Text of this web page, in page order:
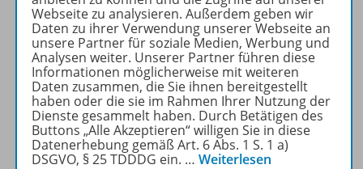
Produktinformationen
Beschreibung
Webseite zu analysieren. Außerdem geben wir
Daten zu ihrer Verwendung unserer Webseite an
unsere Partner für soziale Medien, Werbung und
Analysen weiter. Unserer Partner führen diese
Informationen möglicherweise mit weiteren
Daten zusammen, die Sie ihnen bereitgestellt
haben oder die sie im Rahmen Ihrer Nutzung der
Dienste gesammelt haben. Durch Betätigen des
Buttons „Alle Akzeptieren“ willigen Sie in diese
Datenerhebung gemäß Art. 6 Abs. 1 S. 1 a)
DSGVO, § 25 TDDDG ein. … Weiterlesen